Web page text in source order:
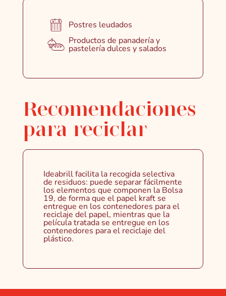
Postres leudados
Productos de panadería y
pastelería dulces y salados
Recomendaciones
para reciclar
Ideabrill facilita la recogida selectiva
de residuos: puede separar fácilmente
los elementos que componen la Bolsa
19, de forma que el papel kraft se
entregue en los contenedores para el
reciclaje del papel, mientras que la
película tratada se entregue en los
contenedores para el reciclaje del
plástico.